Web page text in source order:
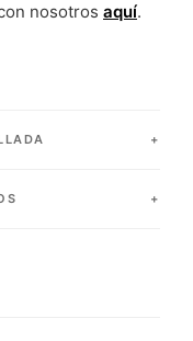
nosotros aquí.